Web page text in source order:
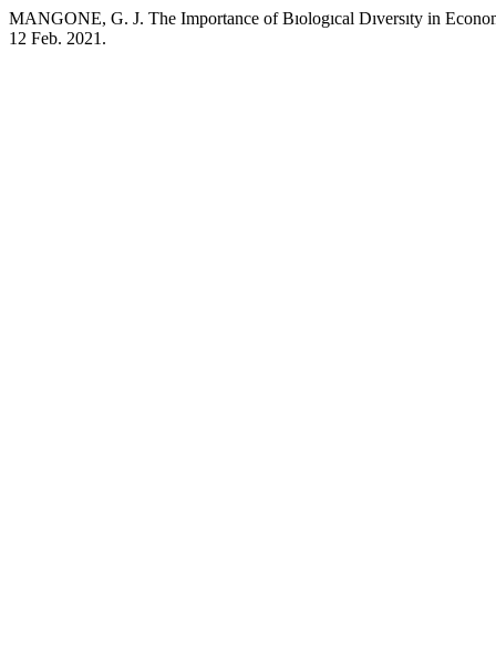
MANGONE, G. J. The Importance of Bıologıcal Dıversıty in
12 Feb. 2021.